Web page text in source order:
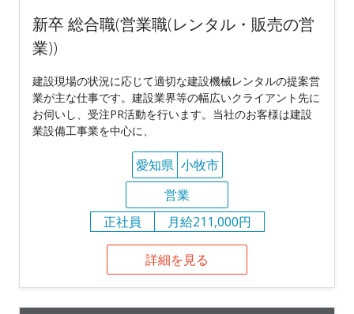
新卒 総合職(営業職(レンタル・販売の営
業))
建設現場の状況に応じて適切な建設機械レンタルの提案営
業が主な仕事です。建設業界等の幅広いクライアント先に
お伺いし、受注PR活動を行います。当社のお客様は建設
業設備工事業を中心に、
愛知県 小牧市
営業
正社員
月給211,000円
詳細を見る